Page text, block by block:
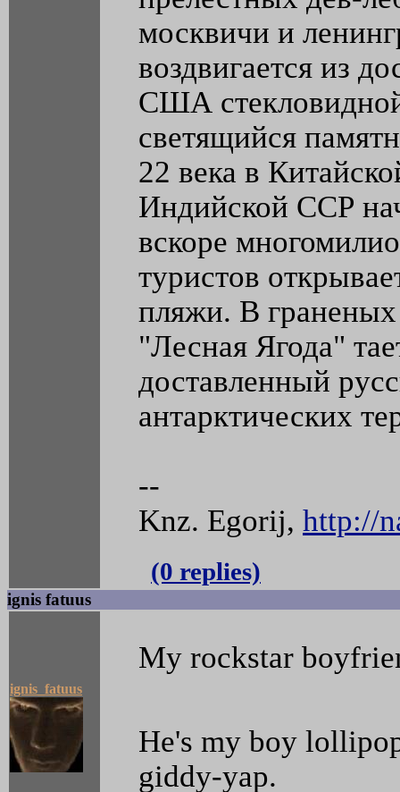
москвичи и
воздвигается из
США
светящийся
22 века в
Индийской ССР
вскоре
туристов
пляжи. В граненых
"Лесная Ягода"
доставленный
антарктических
--
Knz. Egorij, http://
(0 replies)
ignis fatuus
ignis_fatuus
My rockstar
He's my boy
giddy-yap.